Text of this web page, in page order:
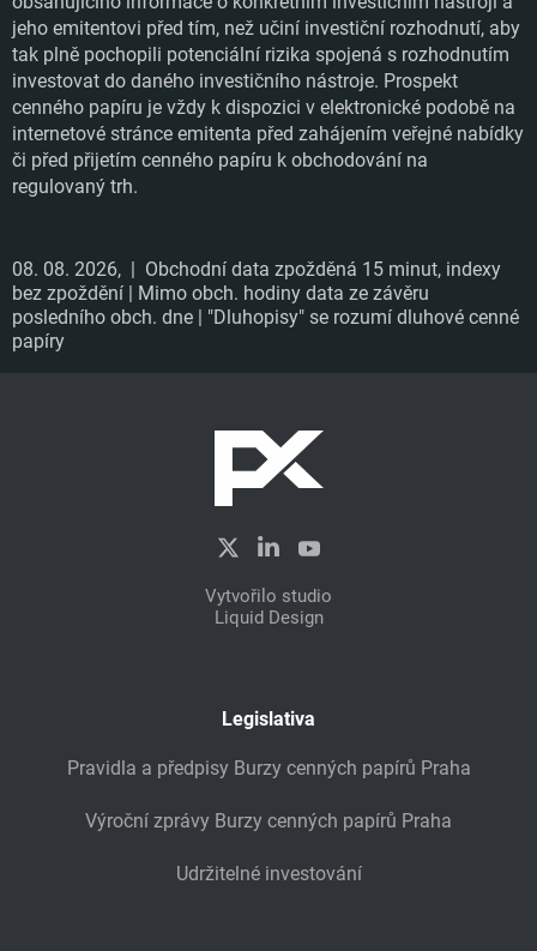
dodání do druhého dne. E-shop Bezvavlasy,
na vlasovou kosmetiku, nepřetržitě roste
zároveň pravidelně vytváří zisk.
ÚSPĚŠNĚ UPSÁNO
jeho emitentovi před tím, než učiní investiční rozhodnutí, aby
tak plně pochopili potenciální rizika spojená s rozhodnutím
investovat do daného investičního nástroje. Prospekt
cenného papíru je vždy k dispozici v elektronické podobě na
internetové stránce emitenta před zahájením veřejné nabídky
či před přijetím cenného papíru k obchodování na
regulovaný trh.
08. 08. 2026, | Obchodní data zpožděná 15 minut, indexy
bez zpoždění | Mimo obch. hodiny data ze závěru
posledního obch. dne | "Dluhopisy" se rozumí dluhové cenné
papíry
Vytvořilo studio
Liquid Design
Legislativa
Pravidla a předpisy Burzy cenných papírů Praha
Výroční zprávy Burzy cenných papírů Praha
Udržitelné investování